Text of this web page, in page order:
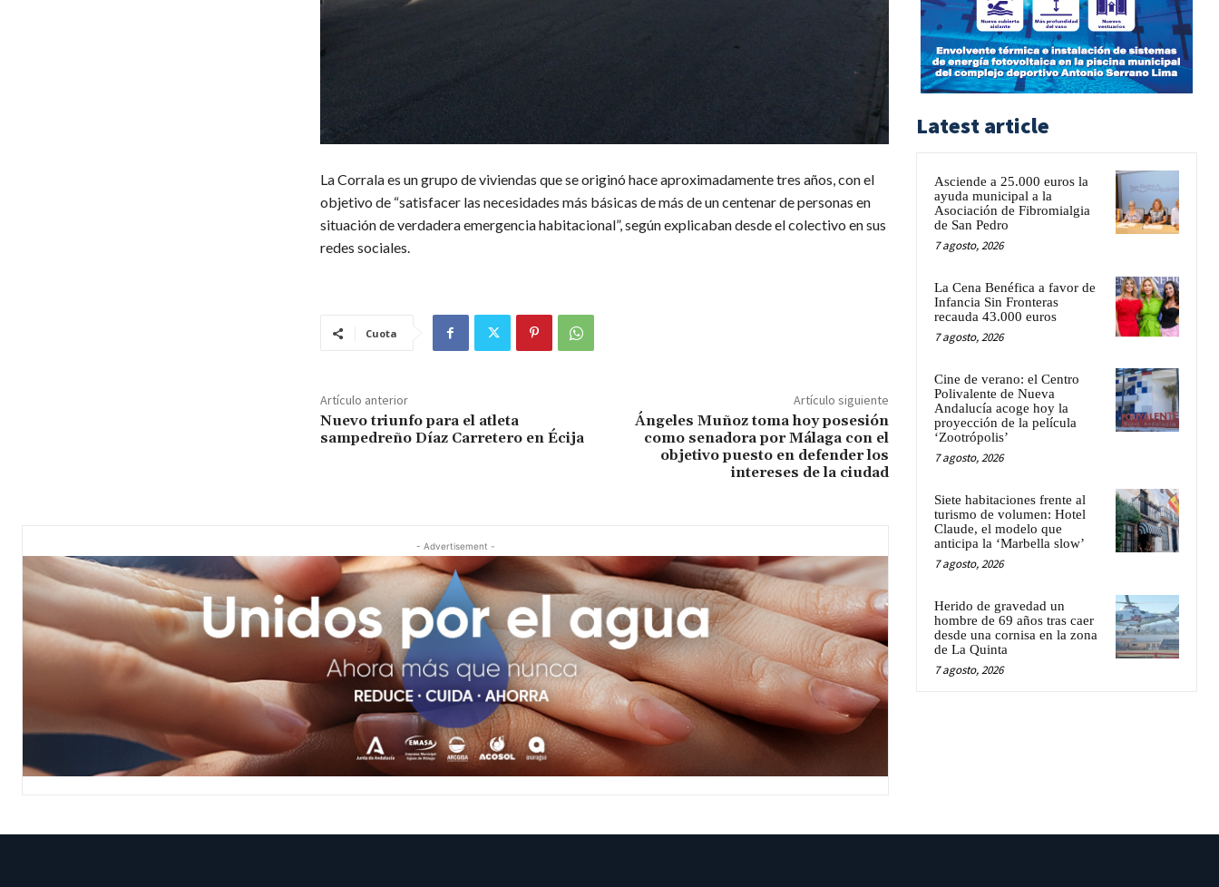
La Corrala es un grupo de viviendas que se originó hace aproximadamente tres años, con el
objetivo de “satisfacer las necesidades más básicas de más de un centenar de personas en
situación de verdadera emergencia habitacional”, según explicaban desde el colectivo en sus
redes sociales.
Cuota
Artículo anterior
Nuevo triunfo para el atleta
sampedreño Díaz Carretero en Écija
Artículo siguiente
Ángeles Muñoz toma hoy posesión
como senadora por Málaga con el
objetivo puesto en defender los
intereses de la ciudad
- Advertisement -
Latest article
Asciende a 25.000 euros la
ayuda municipal a la
Asociación de Fibromialgia
de San Pedro
7 agosto, 2026
La Cena Benéfica a favor de
Infancia Sin Fronteras
recauda 43.000 euros
7 agosto, 2026
Cine de verano: el Centro
Polivalente de Nueva
Andalucía acoge hoy la
proyección de la película
‘Zootrópolis’
7 agosto, 2026
Siete habitaciones frente al
turismo de volumen: Hotel
Claude, el modelo que
anticipa la ‘Marbella slow’
7 agosto, 2026
Herido de gravedad un
hombre de 69 años tras caer
desde una cornisa en la zona
de La Quinta
7 agosto, 2026